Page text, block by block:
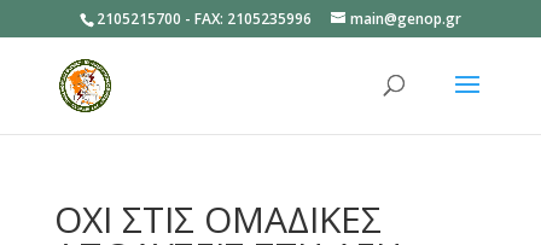
2105215700 - FAX: 2105235996 main@genop.gr
ΟΧΙ ΣΤΙΣ ΟΜΑΔΙΚΕΣ